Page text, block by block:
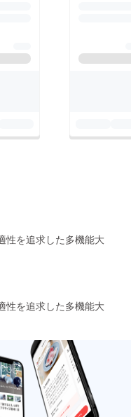
性を追求した多機能大
性を追求した多機能大